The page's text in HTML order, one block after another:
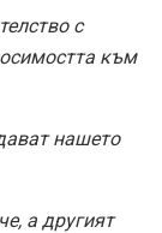
с
към
нашето
а другият